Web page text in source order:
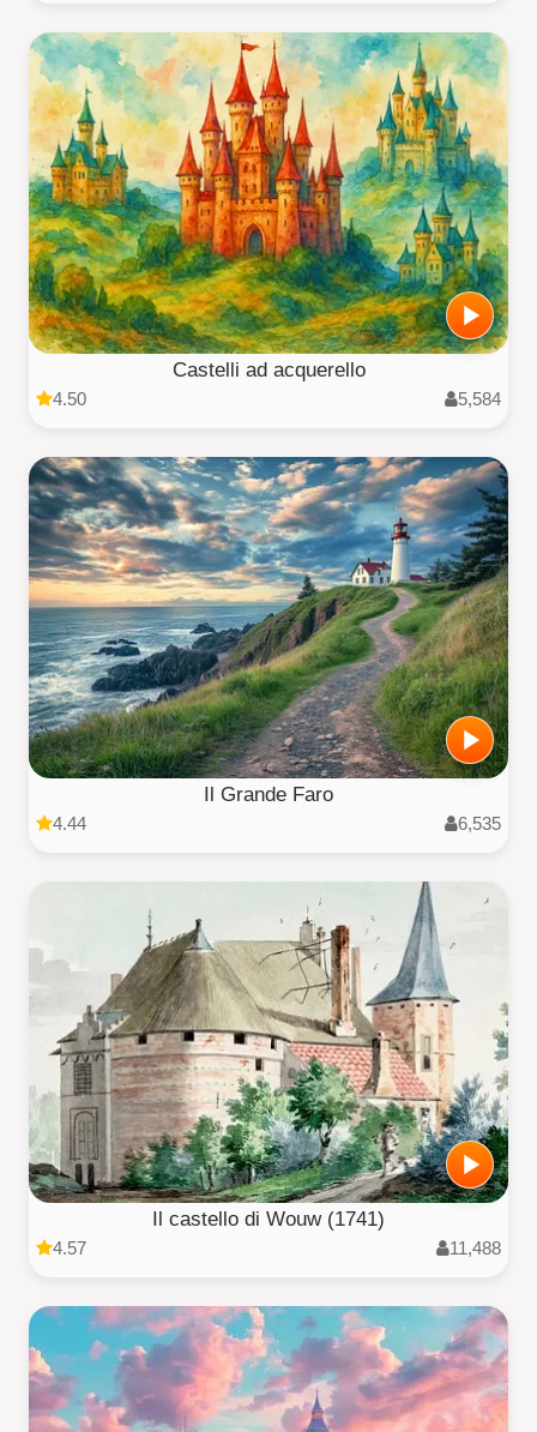
Castelli ad acquerello
4.50 5,584
Il Grande Faro
4.44 6,535
Il castello di Wouw (1741)
4.57 11,488